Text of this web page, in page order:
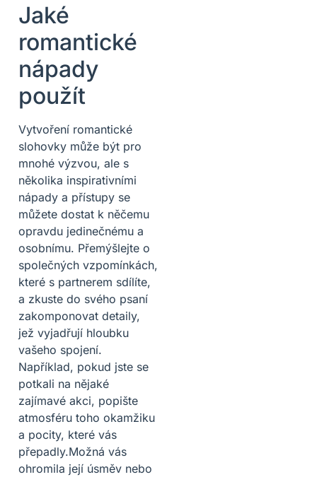
Jaké
romantické
nápady
použít
Vytvoření romantické
slohovky může být pro
mnohé výzvou, ale s
několika inspirativními
nápady a přístupy se
můžete dostat k něčemu
opravdu jedinečnému a
osobnímu. Přemýšlejte o
společných vzpomínkách,
které s partnerem sdílíte,
a zkuste do svého psaní
zakomponovat detaily,
jež vyjadřují hloubku
vašeho spojení.
Například, pokud jste se
potkali na nějaké
zajímavé akci, popište
atmosféru toho okamžiku
a pocity, které vás
přepadly.Možná vás
ohromila její úsměv nebo